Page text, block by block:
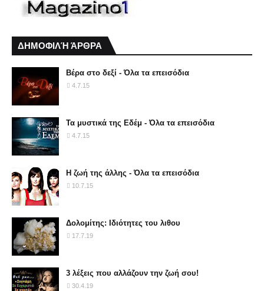
ΔΗΜΟΦΙΛΉ ΆΡΘΡΑ
Βέρα στο δεξί - Όλα τα επεισόδια
4.7.15
Τα μυστικά της Εδέμ - Όλα τα επεισόδια
4.7.15
Η ζωή της άλλης - Όλα τα επεισόδια
10.7.15
Δολομίτης: Ιδιότητες του λιθου
17.7.19
3 λέξεις που αλλάζουν την ζωή σου!
30.4.19